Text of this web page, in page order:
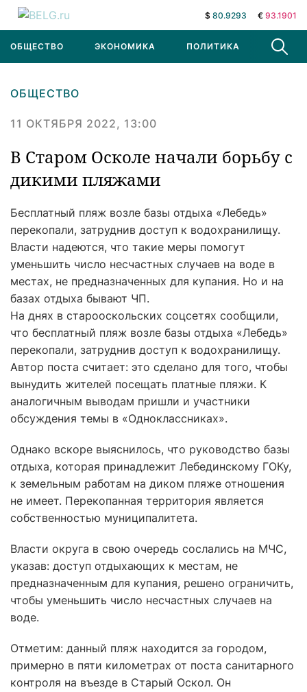
$ 80.9293 € 93.1901
ОБЩЕСТВО ЭКОНОМИКА ПОЛИТИКА В МИРЕ
ОБЩЕСТВО
11 ОКТЯБРЯ 2022, 13:00
В Старом Осколе начали борьбу с
дикими пляжами
Бесплатный пляж возле базы отдыха «Лебедь»
перекопали, затруднив доступ к водохранилищу.
Власти надеются, что такие меры помогут
уменьшить число несчастных случаев на воде в
местах, не предназначенных для купания. Но и на
базах отдыха бывают ЧП.
На днях в старооскольских соцсетях сообщили,
что бесплатный пляж возле базы отдыха «Лебедь»
перекопали, затруднив доступ к водохранилищу.
Автор поста считает: это сделано для того, чтобы
вынудить жителей посещать платные пляжи. К
аналогичным выводам пришли и участники
обсуждения темы в «Одноклассниках».
Однако вскоре выяснилось, что руководство базы
отдыха, которая принадлежит Лебединскому ГОКу,
к земельным работам на диком пляже отношения
не имеет. Перекопанная территория является
собственностью муниципалитета.
Власти округа в свою очередь сослались на МЧС,
указав: доступ отдыхающих к местам, не
предназначенным для купания, решено ограничить,
чтобы уменьшить число несчастных случаев на
воде.
Отметим: данный пляж находится за городом,
примерно в пяти километрах от поста санитарного
контроля на въезде в Старый Оскол. Он